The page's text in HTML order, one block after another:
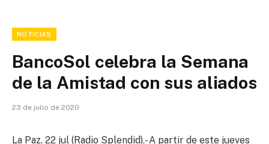
NOTICIAS
BancoSol celebra la Semana
de la Amistad con sus aliados
23 de julio de 2020
La Paz, 22 jul (Radio Splendid).- A partir de este jueves